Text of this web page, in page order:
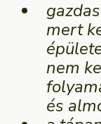
mert
nem
és